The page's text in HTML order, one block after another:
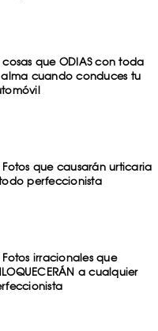
cosas que ODIAS con toda
cuando conduces tu
Fotos que causarán urticaria
perfeccionista
Fotos irracionales que
a cualquier